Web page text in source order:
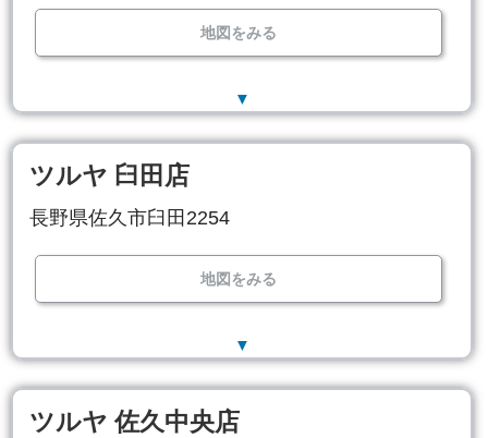
地図をみる
▼
ツルヤ 臼田店
長野県佐久市臼田2254
地図をみる
▼
ツルヤ 佐久中央店